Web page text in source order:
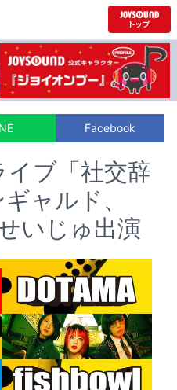
Facebook
イブ「社交辞
ャルド、
いじゅ出演